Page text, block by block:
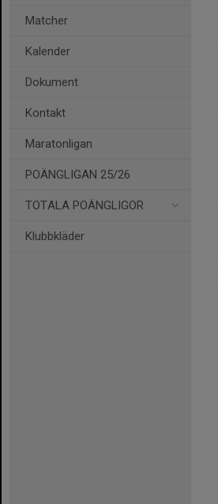
Matcher
Kalender
Dokument
Kontakt
Maratonligan
POÄNGLIGAN 25/26
TOTALA POÄNGLIGOR
Klubbkläder